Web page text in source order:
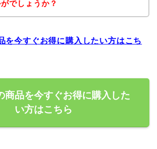
でしょうか？
を今すぐお得に購入したい方はこち
商品を今すぐお得に購入した
い方はこちら